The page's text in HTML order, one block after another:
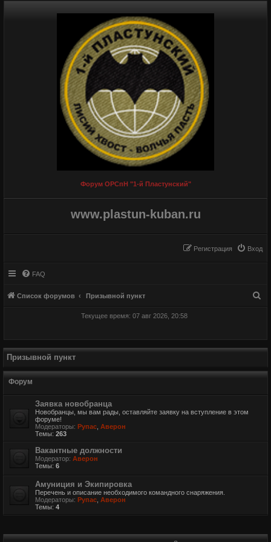
Форум ОРСпН "1-й Пластунский"
www.plastun-kuban.ru
Вход
Регистрация
FAQ
Список форумов Призывной пункт
Текущее время: 07 авг 2026, 20:58
Призывной пункт
Форум
Заявка новобранца
Новобранцы, мы вам рады, оставляйте заявку на вступление в этом
форуме!
Модераторы: Рупас Аверон
Темы: 263
Вакантные должности
Модератор: Аверон
Темы: 6
Амуниция и Экипировка
Перечень и описание необходимого командного снаряжения.
Модераторы: Рупас Аверон
Темы: 4